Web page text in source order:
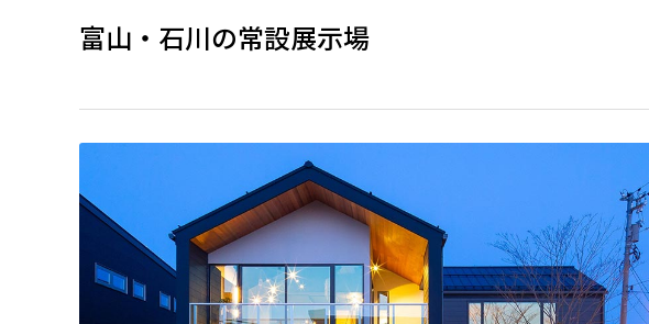
富山・石川の常設展示場